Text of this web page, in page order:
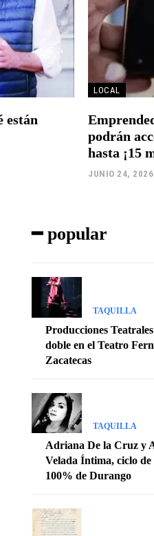
están
LOCAL
podrán
hasta ¡15
JUNIO 24, 2026
━ popular
TAQUILLA
Producciones
doble en el Teatro
Zacatecas
TAQUILLA
Adriana De la Cruz y
Velada Íntima, ciclo
100% de Durango